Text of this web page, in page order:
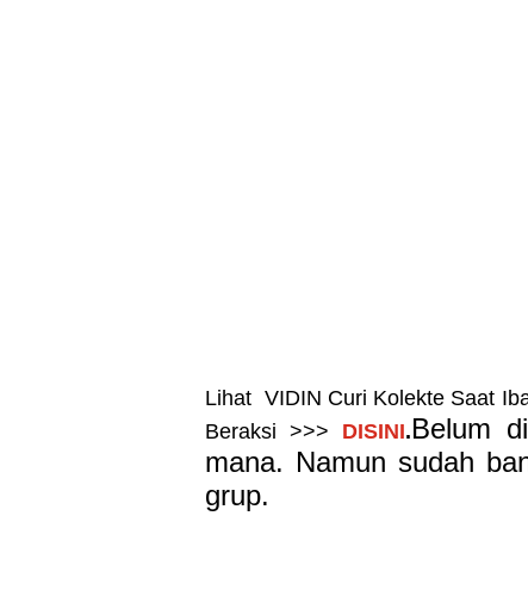
Lihat VIDIN Curi Kolekte Saat
Beraksi >>> DISINI.Belum
mana. Namun sudah
grup.